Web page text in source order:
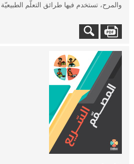
والمرح، تستخدم فيها طرائق التعلّم